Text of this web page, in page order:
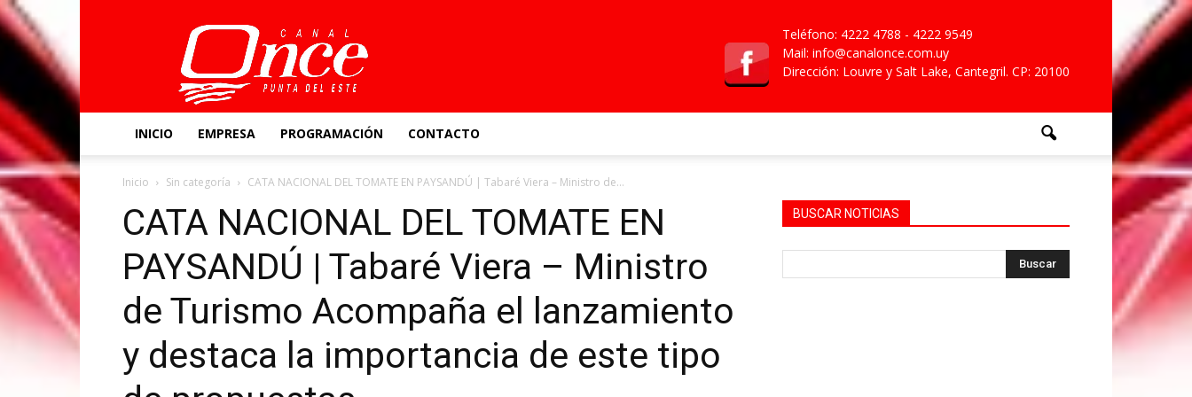
Canal
Once
Teléfono: 4222 4788 - 4222 9549
Mail: info@canalonce.com.uy
Dirección: Louvre y Salt Lake, Cantegril. CP: 20100
INICIO EMPRESA PROGRAMACIÓN CONTACTO
Inicio Sin categoría CATA NACIONAL DEL TOMATE EN PAYSANDÚ | Tabaré Viera – Ministro de...
CATA NACIONAL DEL TOMATE EN
PAYSANDÚ | Tabaré Viera – Ministro
de Turismo Acompaña el lanzamiento
y destaca la importancia de este tipo
BUSCAR NOTICIAS